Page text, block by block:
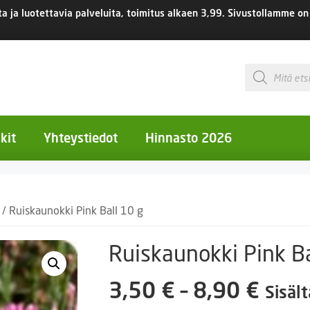
ja luotettavia palveluita, toimitus alkaen 3,99. Sivustollamme
Products
search
kukat
Ruukut
Yhteystiedot Hinnasto 2026
/ Ruiskaunokki Pink Ball 10 g
Ruiskaunokki Pink
3,50 € – 8,90 €